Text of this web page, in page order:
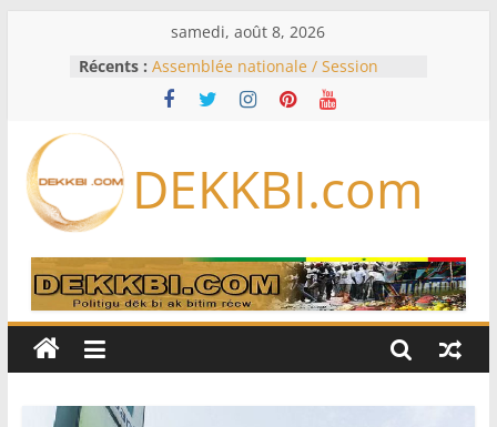
samedi, août 8, 2026
Récents : Assemblée nationale / Session
extraordinaire: Six commissions
d’enquête à l’ordre du jour ce lundi
Bénin: Patrice Talon élu président
du Sénat, moins de trois mois
Pakistan et la Turquie signent un
accord de défense
RD Congo: Kinshasa interdit les
exportations de cuivre et de cobalt
production
DEKKBI.com